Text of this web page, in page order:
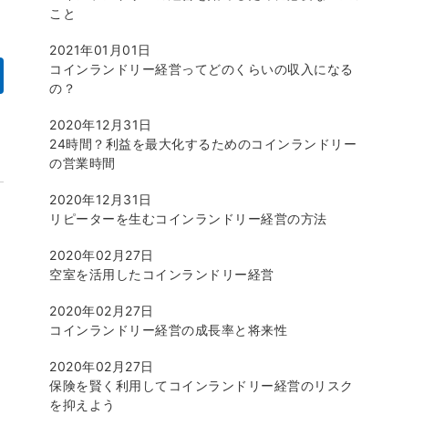
こと
2021年01月01日
コインランドリー経営ってどのくらいの収入になる
の？
2020年12月31日
24時間？利益を最大化するためのコインランドリー
の営業時間
2020年12月31日
リピーターを生むコインランドリー経営の方法
2020年02月27日
空室を活用したコインランドリー経営
2020年02月27日
コインランドリー経営の成長率と将来性
2020年02月27日
保険を賢く利用してコインランドリー経営のリスク
を抑えよう